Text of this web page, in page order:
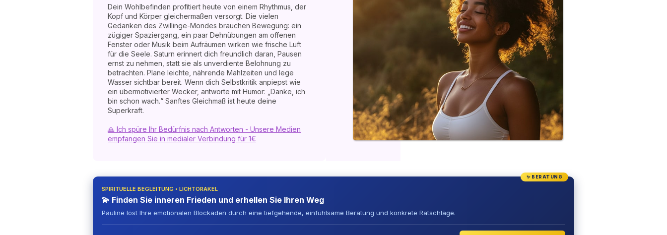
Dein Wohlbefinden profitiert heute von einem Rhythmus, der
Kopf und Körper gleichermaßen versorgt. Die vielen
Gedanken des Zwillinge-Mondes brauchen Bewegung: ein
zügiger Spaziergang, ein paar Dehnübungen am offenen
Fenster oder Musik beim Aufräumen wirken wie frische Luft
für die Seele. Saturn erinnert dich freundlich daran, Pausen
ernst zu nehmen, statt sie als unverdiente Belohnung zu
betrachten. Plane leichte, nährende Mahlzeiten und lege
Wasser sichtbar bereit. Wenn dich Selbstkritik anpiepst wie
ein übermotivierter Wecker, antworte mit Humor: „Danke, ich
bin schon wach.“ Sanftes Gleichmaß ist heute deine
Superkraft.
🙏 Ich spüre Ihr Bedürfnis nach Antworten - Unsere Medien
empfangen Sie in medialer Verbindung für 1€
✨ BERATUNG
SPIRITUELLE BEGLEITUNG • LICHTORAKEL
💫 Finden Sie inneren Frieden und erhellen Sie Ihren Weg
Pauline löst Ihre emotionalen Blockaden durch eine tiefgehende, einfühlsame Beratung und konkrete Ratschläge.